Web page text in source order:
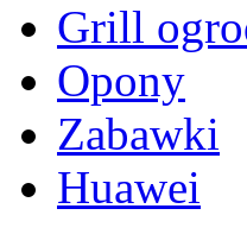
Grill
Opony
Zabawki
Huawei